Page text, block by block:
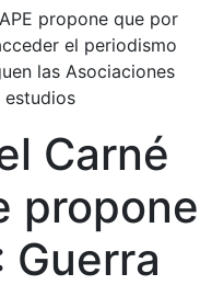
propone que por
el periodismo
las Asociaciones
estudios
Carné
propone
Guerra